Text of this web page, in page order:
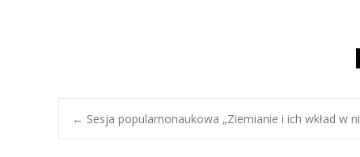
Post
← Sesja popularnonaukowa „Ziemianie i ich wkład w